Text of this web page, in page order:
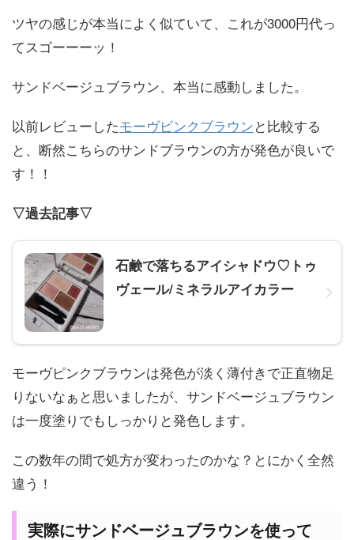
ツヤの感じが本当によく似ていて、これが3000円代っ
てスゴーーーッ！
サンドベージュブラウン、本当に感動しました。
以前レビューしたモーヴピンクブラウンと比較する
と、断然こちらのサンドブラウンの方が発色が良いで
す！！
▽過去記事▽
石鹸で落ちるアイシャドウ♡トゥ
ヴェール/ミネラルアイカラー
モーヴピンクブラウンは発色が淡く薄付きで正直物足
りないなぁと思いましたが、サンドベージュブラウン
は一度塗りでもしっかりと発色します。
この数年の間で処方が変わったのかな？とにかく全然
違う！
実際にサンドベージュブラウンを使って